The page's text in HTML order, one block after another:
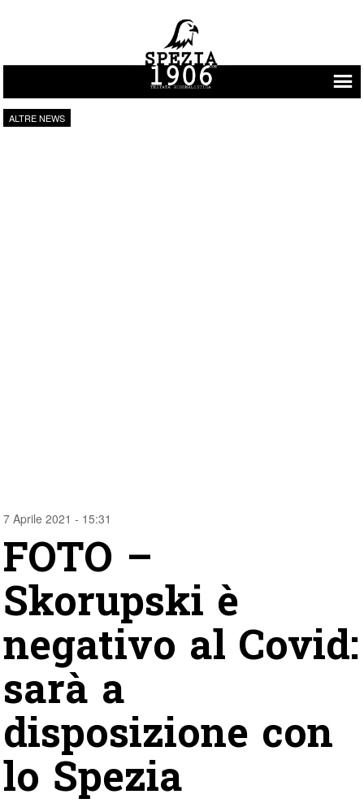
Vai al contenuto
ALTRE NEWS
7 Aprile 2021 - 15:31
FOTO –
Skorupski è
negativo al Covid:
sarà a
disposizione con
lo Spezia